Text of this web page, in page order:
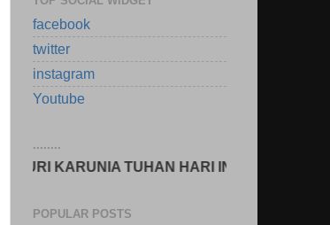
facebook
twitter
instagram
Youtube
........
TUHAN HARI INI? www.ono.my.id
POPULAR POSTS